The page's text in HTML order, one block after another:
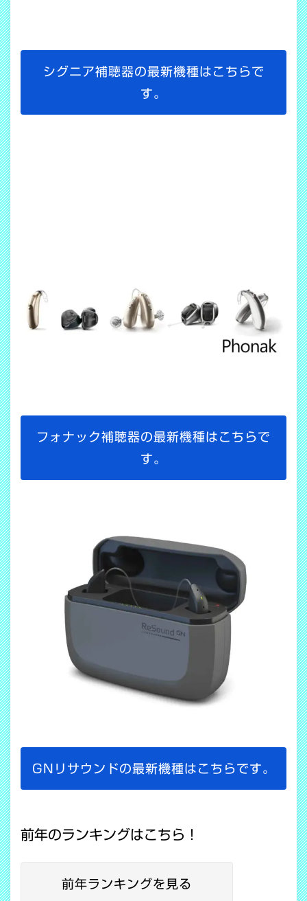
シグニア補聴器の最新機種はこちらで
す。
フォナック補聴器の最新機種はこちらで
す。
GNリサウンドの最新機種はこちらです。
前年のランキングはこちら！
前年ランキングを見る